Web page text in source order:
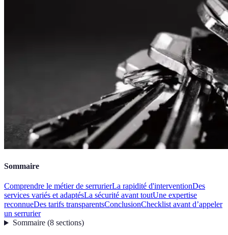
Sommaire
Comprendre le métier de serrurierLa rapidité d'interventionDes
services variés et adaptésLa sécurité avant toutUne expertise
reconnueDes tarifs transparentsConclusionChecklist avant d’appeler
un serrurier
Sommaire(8 sections)